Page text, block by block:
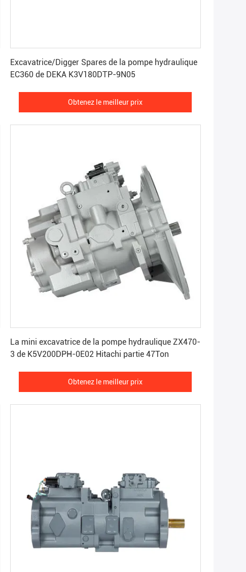
Excavatrice/Digger Spares de la pompe hydraulique
EC360 de DEKA K3V180DTP-9N05
Obtenez le meilleur prix
La mini excavatrice de la pompe hydraulique ZX470-
3 de K5V200DPH-0E02 Hitachi partie 47Ton
Obtenez le meilleur prix